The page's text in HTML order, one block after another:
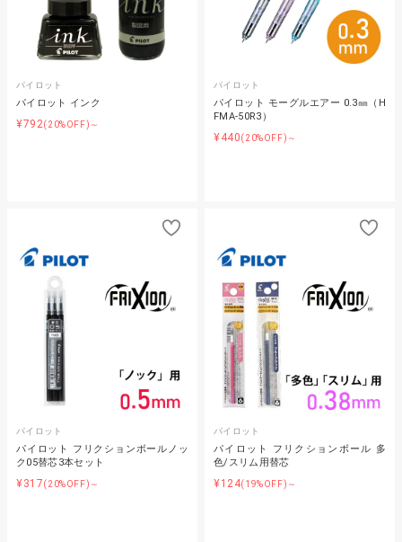
パイロット
パイロット インク
¥792(20%OFF)～
パイロット
パイロット モーグルエアー 0.3㎜（H
FMA-50R3）
¥440(20%OFF)～
パイロット
パイロット フリクションボールノッ
ク05替芯3本セット
¥317(20%OFF)～
パイロット
パイロット フリクションボール 多
色/スリム用替芯
¥124(19%OFF)～